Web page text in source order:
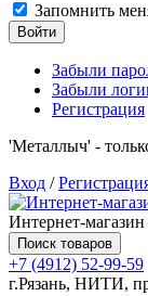
Запомнить
Войти
Забыли
Забыли
Регистрация
'Металлыч' -
Вход /
Интернет-
Поиск товаров
+7 (4912) 52-99-59
г.Рязань, НИТИ,